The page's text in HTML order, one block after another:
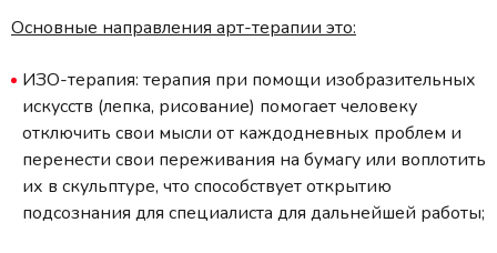
Основные направления арт-терапии это:
ИЗО-терапия: терапия при помощи изобразительных
искусств (лепка, рисование) помогает человеку
отключить свои мысли от каждодневных проблем и
перенести свои переживания на бумагу или воплотить
их в скульптуре, что способствует открытию
подсознания для специалиста для дальнейшей работы;